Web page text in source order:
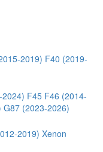
2019) F40 (2019-
F45 F46 (2014-
G87 (2023-2026)
2019) Xenon